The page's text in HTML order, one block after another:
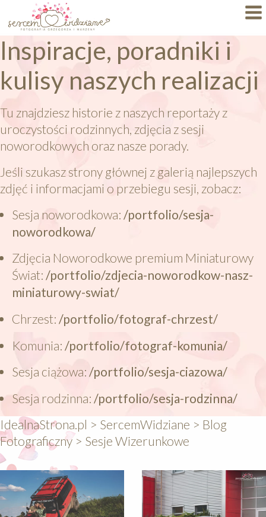
Dlaczego My?
Specjalizacje
BLOG
Autorskie Projekty
Oferty
Inspiracje, poradniki i
kulisy naszych realizacji
Tu znajdziesz historie z naszych reportaży z
uroczystości rodzinnych, zdjęcia z sesji
noworodkowych oraz nasze porady.
Jeśli szukasz strony głównej z galerią najlepszych
zdjęć i informacjami o przebiegu sesji, zobacz:
Sesja noworodkowa: /portfolio/sesja-
noworodkowa/
Zdjęcia Noworodkowe premium Miniaturowy
Świat: /portfolio/zdjecia-noworodkow-nasz-
miniaturowy-swiat/
Chrzest: /portfolio/fotograf-chrzest/
Komunia: /portfolio/fotograf-komunia/
Sesja ciążowa: /portfolio/sesja-ciazowa/
Sesja rodzinna: /portfolio/sesja-rodzinna/
IdealnaStrona.pl > SercemWidziane > Blog
Fotograficzny > Sesje Wizerunkowe
640